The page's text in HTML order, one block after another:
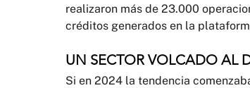
realizaron más de 23.000
créditos generados en la
UN SECTOR VOLCADO AL
Si en 2024 la tendencia